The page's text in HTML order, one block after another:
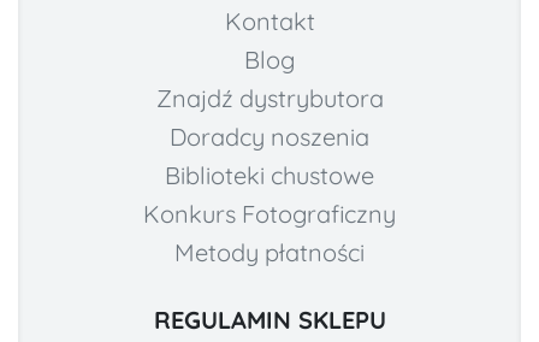
Kontakt
Blog
Znajdź dystrybutora
Doradcy noszenia
Biblioteki chustowe
Konkurs Fotograficzny
Metody płatności
REGULAMIN SKLEPU